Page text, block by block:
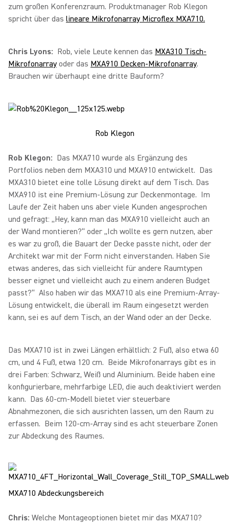
zum großen Konferenzraum. Produktmanager Rob Klegon
spricht über das lineare Mikrofonarray Microflex MXA710.
Chris Lyons: Rob, viele Leute kennen das MXA310 Tisch-
Mikrofonarray oder das MXA910 Decken-Mikrofonarray.
Brauchen wir überhaupt eine dritte Bauform?
Rob Klegon
Rob Klegon: Das MXA710 wurde als Ergänzung des
Portfolios neben dem MXA310 und MXA910 entwickelt. Das
MXA310 bietet eine tolle Lösung direkt auf dem Tisch. Das
MXA910 ist eine Premium-Lösung zur Deckenmontage. Im
Laufe der Zeit haben uns aber viele Kunden angesprochen
und gefragt: „Hey, kann man das MXA910 vielleicht auch an
der Wand montieren?“ oder „Ich wollte es gern nutzen, aber
es war zu groß, die Bauart der Decke passte nicht, oder der
Architekt war mit der Form nicht einverstanden. Haben Sie
etwas anderes, das sich vielleicht für andere Raumtypen
besser eignet und vielleicht auch zu einem anderen Budget
passt?“ Also haben wir das MXA710 als eine Premium-Array-
Lösung entwickelt, die überall im Raum eingesetzt werden
kann, sei es auf dem Tisch, an der Wand oder an der Decke.
Das MXA710 ist in zwei Längen erhältlich: 2 Fuß, also etwa 60
cm, und 4 Fuß, etwa 120 cm. Beide Mikrofonarrays gibt es in
drei Farben: Schwarz, Weiß und Aluminium. Beide haben eine
konfigurierbare, mehrfarbige LED, die auch deaktiviert werden
kann. Das 60-cm-Modell bietet vier steuerbare
Abnahmezonen, die sich ausrichten lassen, um den Raum zu
erfassen. Beim 120-cm-Array sind es acht steuerbare Zonen
zur Abdeckung des Raumes.
MXA710 Abdeckungsbereich
Chris: Welche Montageoptionen bietet mir das MXA710?